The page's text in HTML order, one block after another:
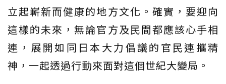
立起嶄新而健康的地方文化。確實，要迎向
這樣的未來，無論官方及民間都應該心手相
連，展開如同日本大力倡議的官民連攜精
神，一起透過行動來面對這個世紀大變局。